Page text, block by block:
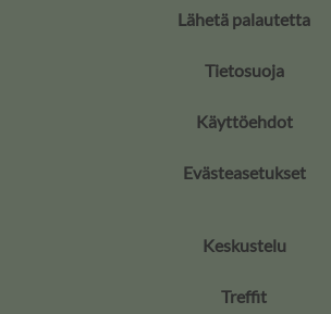
Lähetä palautetta
Tietosuoja
Käyttöehdot
Evästeasetukset
Keskustelu
Treffit